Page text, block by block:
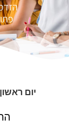
יום ראשון ~ 16.6.2024 ~